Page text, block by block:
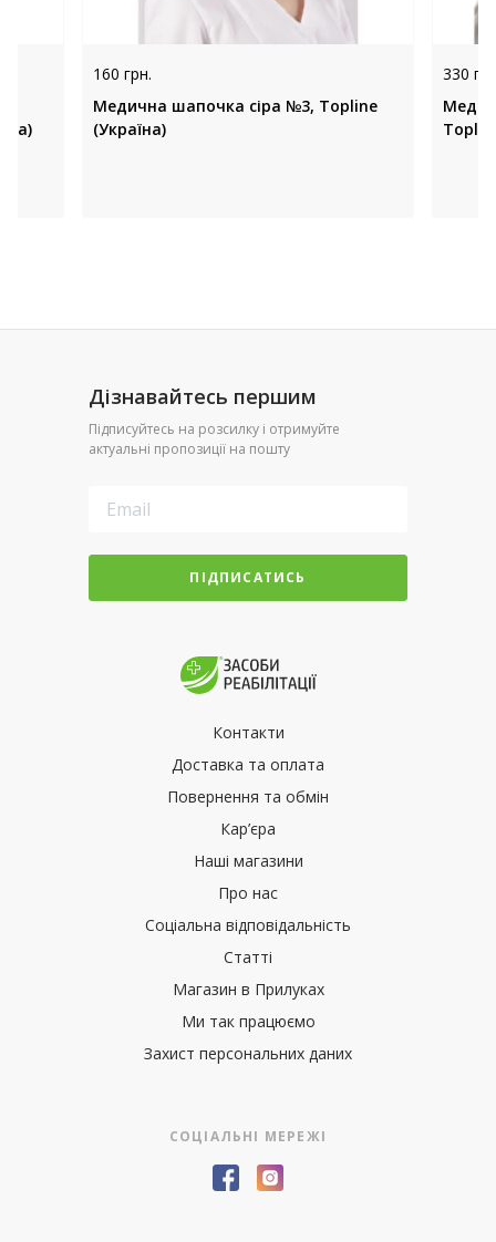
160 грн.
Медична шапочка сіра №3, Topline
(Україна)
330
Дізнавайтесь першим
Підписуйтесь на розсилку і отримуйте
актуальні пропозиції на пошту
ПІДПИСАТИСЬ
Контакти
Доставка та оплата
Повернення та обмін
Кар’єра
Наші магазини
Про нас
Соціальна відповідальність
Статті
Магазин в Прилуках
Ми так працюємо
Захист персональних даних
СОЦІАЛЬНІ МЕРЕЖІ